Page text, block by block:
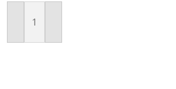
Sepete Ekle